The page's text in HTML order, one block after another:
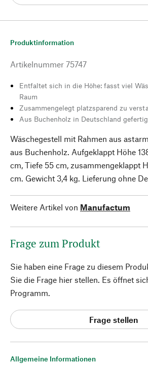
Allgemeine Informationen
Produktinformation
Artikelnummer 75747
Entfaltet sich in die Höhe: fasst viel
Raum
Zusammengelegt platzsparend zu
Aus Buchenholz in Deutschland
Wäschegestell mit Rahmen aus
aus Buchenholz. Aufgeklappt Höhe
cm, Tiefe 55 cm, zusammengeklappt
cm. Gewicht 3,4 kg. Lieferung ohne
Weitere Artikel von Manufactum
Frage zum Produkt
Sie haben eine Frage zu diesem
Sie die Frage hier stellen. Es öffnet
Programm.
Frage stellen